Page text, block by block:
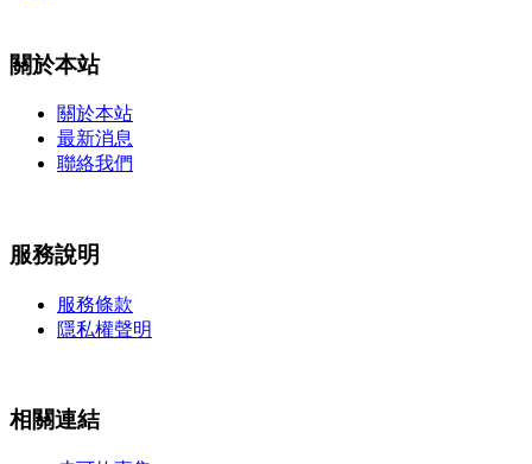
關於本站
關於本站
最新消息
聯絡我們
服務說明
服務條款
隱私權聲明
相關連結